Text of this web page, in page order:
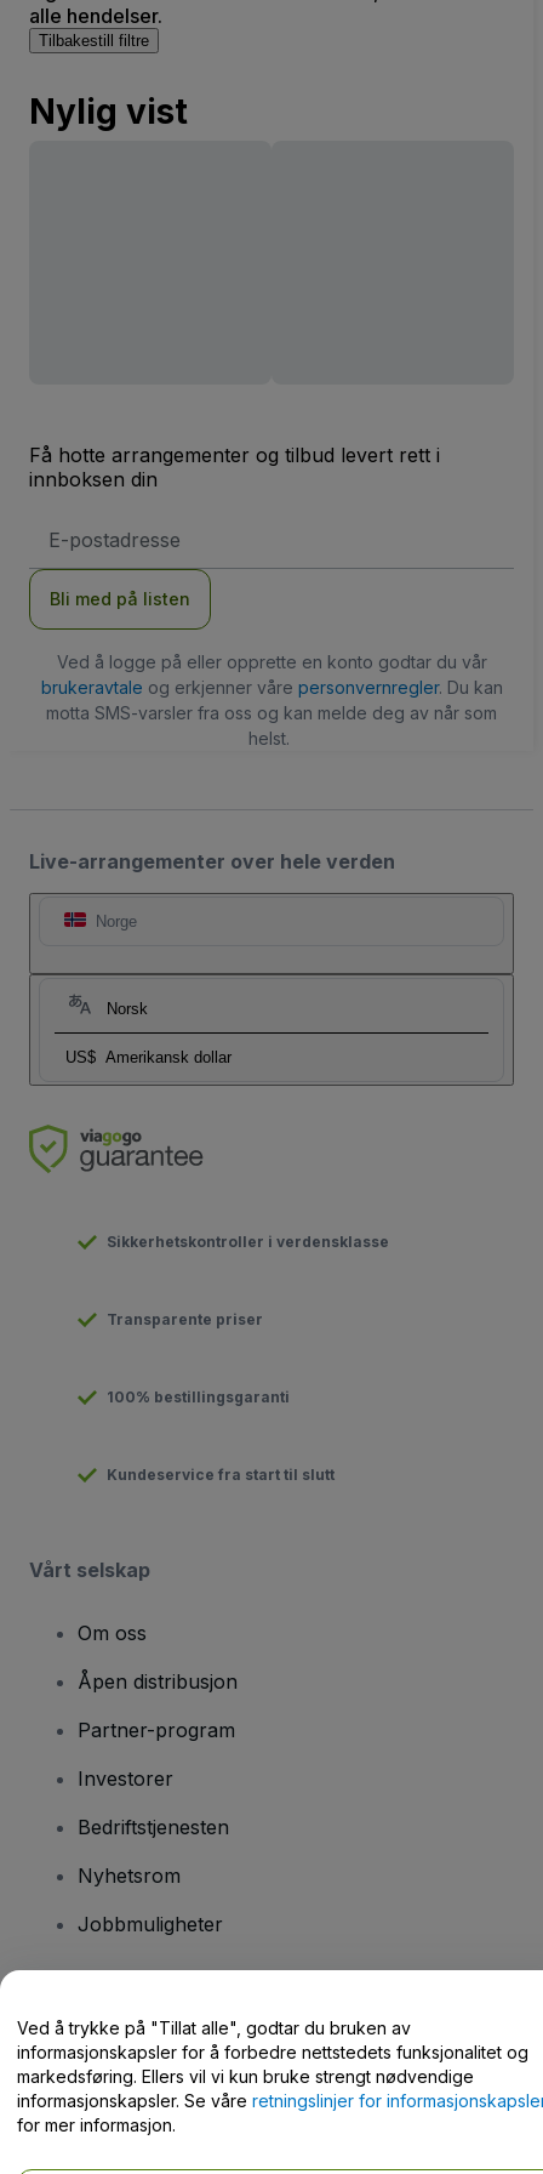
alle hendelser.
Tilbakestill filtre
Nylig vist
Få hotte arrangementer og tilbud levert rett i
innboksen din
postadresse
Bli med på listen
Ved å logge på eller opprette en konto godtar du vår
brukeravtale og erkjenner våre personvernregler. Du kan
motta SMS-varsler fra oss og kan melde deg av når som
helst.
Live-arrangementer over hele verden
Norge
Norsk
US$ Amerikansk dollar
Sikkerhetskontroller i verdensklasse
Transparente priser
100% bestillingsgaranti
Kundeservice fra start til slutt
Vårt selskap
Om oss
Åpen distribusjon
Partner-program
Investorer
Bedriftstjenesten
Nyhetsrom
Jobbmuligheter
Hjelpesenter / kontakt oss
Ved å trykke på "Tillat alle", godtar du bruken av
informasjonskapsler for å forbedre nettstedets funksjonalitet og
markedsføring. Ellers vil vi kun bruke strengt nødvendige
informasjonskapsler. Se våre retningslinjer for
for mer informasjon.